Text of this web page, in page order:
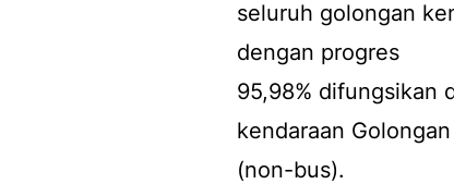
seluruh golongan
dengan progres
95,98% difungsikan
kendaraan Golongan
(non-bus).